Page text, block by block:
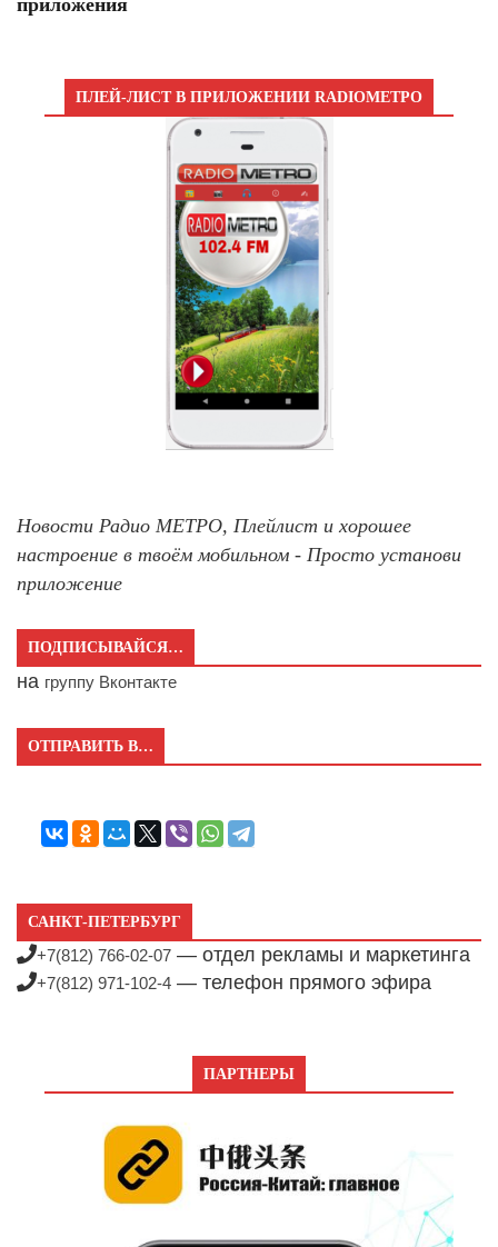
ПЛЕЙ-ЛИСТ В ПРИЛОЖЕНИИ RADIOМЕТРО
Новости Радио МЕТРО, Плейлист и хорошее
настроение в твоём мобильном - Просто установи
приложение
ПОДПИСЫВАЙСЯ…
на группу Вконтакте
ОТПРАВИТЬ В…
САНКТ-ПЕТЕРБУРГ
+7(812) 766-02-07 — отдел рекламы и маркетинга
+7(812) 971-102-4 — телефон прямого эфира
ПАРТНЕРЫ